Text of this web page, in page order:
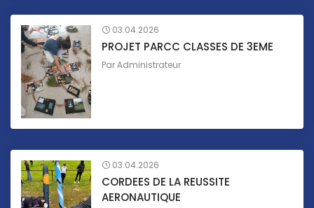
03.04.2026
PROJET PARCC CLASSES DE 3EME
ParAdministrateur
03.04.2026
CORDEES DE LA REUSSITE
AERONAUTIQUE